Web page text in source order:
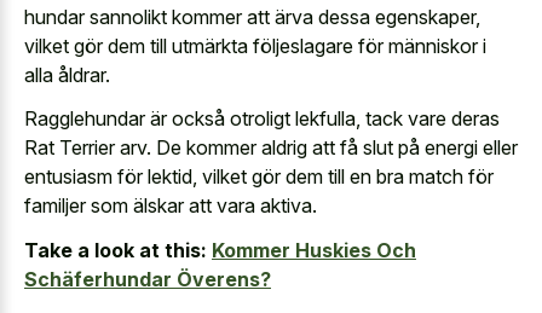
hundar sannolikt kommer att ärva dessa egenskaper,
vilket gör dem till utmärkta följeslagare för människor i
alla åldrar.
Ragglehundar är också otroligt lekfulla, tack vare deras
Rat Terrier arv. De kommer aldrig att få slut på energi eller
entusiasm för lektid, vilket gör dem till en bra match för
familjer som älskar att vara aktiva.
Take a look at this: Kommer Huskies Och
Schäferhundar Överens?